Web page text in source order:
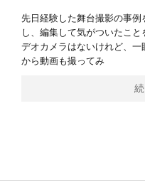
先日経験した舞台撮影の事
し、編集して気がついたこ
デオカメラはないけれど、
から動画も撮ってみ